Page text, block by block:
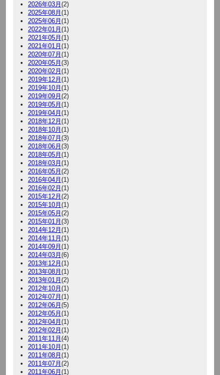
2026年03月 (2)
2025年08月 (1)
2025年06月 (1)
2022年01月 (1)
2021年05月 (1)
2021年01月 (1)
2020年07月 (1)
2020年05月 (3)
2020年02月 (1)
2019年12月 (1)
2019年10月 (1)
2019年09月 (2)
2019年05月 (1)
2019年04月 (1)
2018年12月 (1)
2018年10月 (1)
2018年07月 (3)
2018年06月 (3)
2018年05月 (1)
2018年03月 (1)
2016年05月 (2)
2016年04月 (1)
2016年02月 (1)
2015年12月 (2)
2015年10月 (1)
2015年05月 (2)
2015年01月 (3)
2014年12月 (1)
2014年11月 (1)
2014年09月 (1)
2014年03月 (6)
2013年12月 (1)
2013年08月 (1)
2013年01月 (2)
2012年10月 (1)
2012年07月 (1)
2012年06月 (5)
2012年05月 (1)
2012年04月 (1)
2012年02月 (1)
2011年11月 (4)
2011年10月 (1)
2011年08月 (1)
2011年07月 (2)
2011年06月 (1)